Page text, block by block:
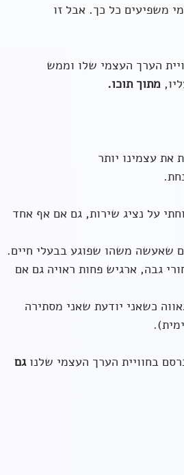
משפיעים כל כך. אבל זו
הערך העצמי שלו וממש
מתוך תוכו.
את עצמינו יותר
על נציג שירות, גם אם אף אחד
שאעשה משהו שפוגע בבעלי חיים.
גבה, ארגיש פחות ראויה גם אם
כשאני יודעת שאני מסתירה
בחוויית הערך העצמי שלנו גם